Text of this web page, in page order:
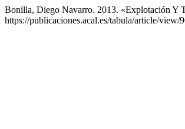
Bonilla, Diego Navarro. 2013. «Explotación Y
https://publicaciones.acal.es/tabula/article/view/